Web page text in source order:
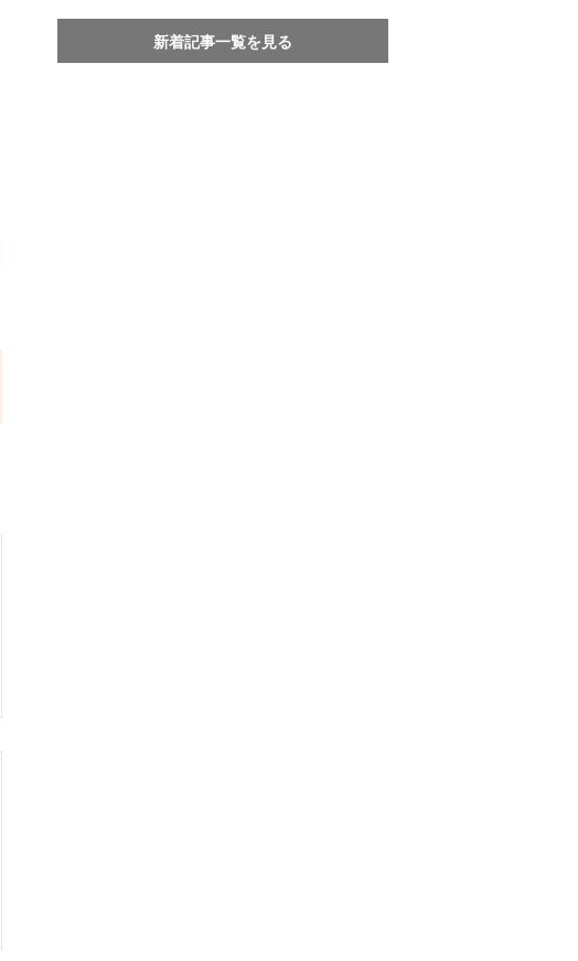
新着記事一覧を見る